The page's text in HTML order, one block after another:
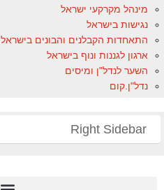
מינהל מקרקעי ישראל
נגישות בישראל
התאחדות הקבלנים והבונים בישראל
ארגון לגננות ונוף בישראל
השער לנדל"ן ומיסים
נדל"ן.קום
Right Sidebar